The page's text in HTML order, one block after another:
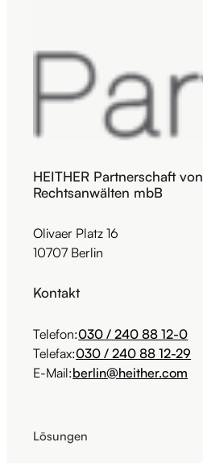
HEITHER Partnerschaft von
Rechtsanwälten mbB
Olivaer Platz 16
10707 Berlin
Kontakt
Telefon:030 / 240 88 12-0
Telefax:030 / 240 88 12-29
E-Mail:berlin@heither.com
Lösungen